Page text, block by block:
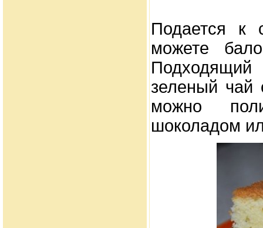
Подается к
можете
Подходящий
зеленый чай
можно
шоколадом